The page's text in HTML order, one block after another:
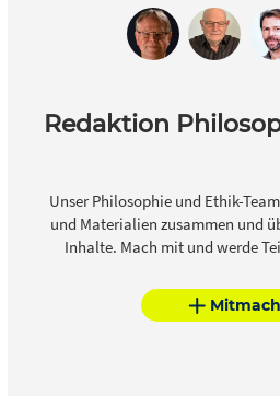
Redaktion
Unser Philosophie und Ethik-
und Materialien zusammen und
Inhalte. Mach mit und werde